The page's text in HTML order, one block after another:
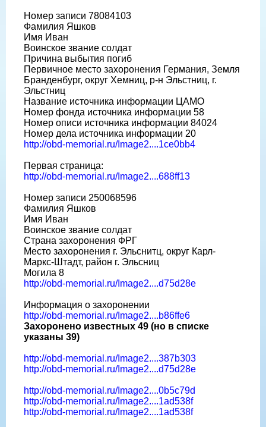
Номер записи 78084103
Фамилия Яшков
Имя Иван
Воинское звание солдат
Причина выбытия погиб
Первичное место захоронения Германия, Земля
Бранденбург, округ Хемниц, р-н Эльстниц, г.
Эльстниц
Название источника информации ЦАМО
Номер фонда источника информации 58
Номер описи источника информации 84024
Номер дела источника информации 20
http://obd-memorial.ru/Image2....1ce0bb4
Первая страница:
http://obd-memorial.ru/Image2....688ff13
Номер записи 250068596
Фамилия Яшков
Имя Иван
Воинское звание солдат
Страна захоронения ФРГ
Место захоронения г. Эльснитц, округ Карл-
Маркс-Штадт, район г. Эльсниц
Могила 8
http://obd-memorial.ru/Image2....d75d28e
Информация о захоронении
http://obd-memorial.ru/Image2....b86ffe6
Захоронено известных 49 (но в списке
указаны 39)
http://obd-memorial.ru/Image2....387b303
http://obd-memorial.ru/Image2....d75d28e
http://obd-memorial.ru/Image2....0b5c79d
http://obd-memorial.ru/Image2....1ad538f
http://obd-memorial.ru/Image2....1ad538f